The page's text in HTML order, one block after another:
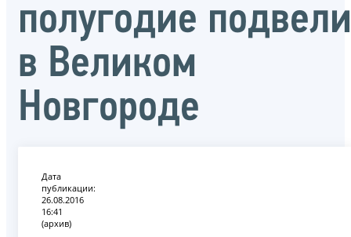
полугодие подвели
в Великом
Новгороде
Дата
публикации:
26.08.2016
16:41
(архив)